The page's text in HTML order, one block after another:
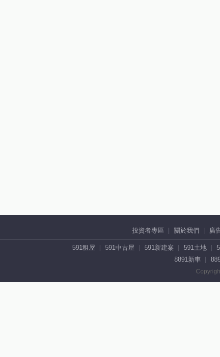
投資者專區 關於我們 廣
591租屋 591中古屋 591新建案 591土地
8891新車